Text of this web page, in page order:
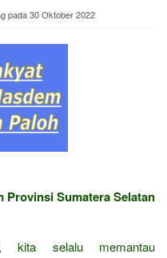
pada30 Oktober 2022
Provinsi Sumatera Selatan
kita selalu memantau